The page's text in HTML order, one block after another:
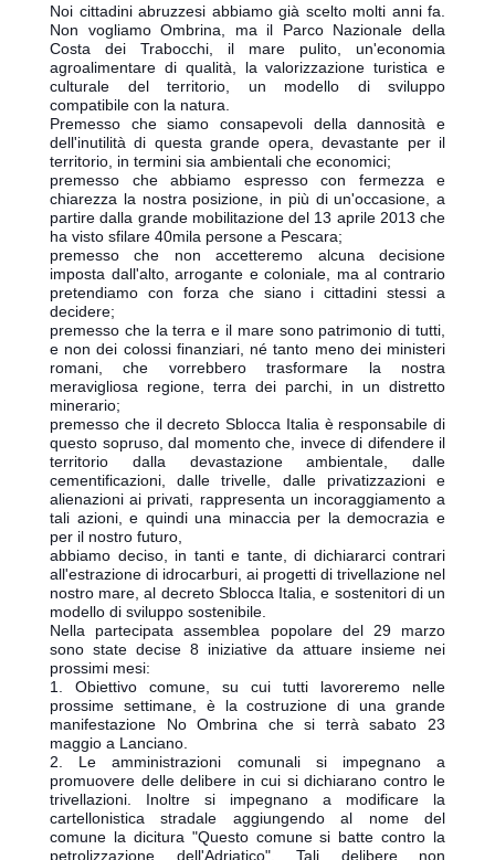
Noi cittadini abruzzesi abbiamo già scelto molti anni fa.
Non vogliamo Ombrina, ma il Parco Nazionale della
Costa dei Trabocchi, il mare pulito, un'economia
agroalimentare di qualità,
la valorizzazione turistica e
culturale del territorio, un modello di sviluppo
compatibile con la natura.
Premesso che siamo consapevoli della dannosità e
dell'inutilità di questa grande opera, devastante per il
territorio, in termini sia ambientali che economici;
premesso che abbiamo espresso con fermezza e
chiarezza la nostra posizione, in più di un'occasione, a
partire dalla grande mobilitazione del 13 aprile 2013 che
ha visto sfilare 40mila persone a Pescara;
premesso che non accetteremo alcuna decisione
imposta dall'alto, arrogante e coloniale, ma al contrario
pretendiamo con forza che siano i cittadini stessi a
decidere;
premesso che la terra e il mare sono patrimonio di tutti,
e non dei colossi finanziari, né tanto meno dei ministeri
romani, che vorrebbero trasformare la nostra
meravigliosa regione, terra dei parchi, in un distretto
minerario;
premesso che il decreto Sblocca Italia è responsabile di
questo sopruso, dal momento che, invece di difendere il
territorio dalla devastazione ambientale, dalle
cementificazioni, dalle trivelle, dalle privatizzazioni e
alienazioni ai privati, rappresenta un incoraggiamento a
tali azioni, e quindi una minaccia per la democrazia e
per il nostro futuro,
abbiamo deciso, in tanti e tante, di dichiararci contrari
all'estrazione di idrocarburi, ai progetti di trivellazione nel
nostro mare, al decreto Sblocca Italia, e sostenitori di un
modello di sviluppo sostenibile.
Nella partecipata assemblea popolare del 29 marzo
sono state decise 8 iniziative da attuare insieme nei
prossimi mesi:
1. Obiettivo comune, su cui tutti lavoreremo nelle
prossime settimane, è la costruzione di una grande
manifestazione No Ombrina che si terrà sabato 23
maggio a Lanciano.
2. Le amministrazioni comunali si impegnano a
promuovere delle delibere in cui si dichiarano contro le
trivellazioni. Inoltre si impegnano a modificare la
cartellonistica stradale aggiungendo al nome del
comune la dicitura "Questo comune si batte contro la
petrolizzazione dell'Adriatico". Tali delibere non